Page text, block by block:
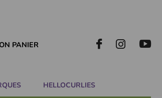
PANIER
HELLOCURLIES